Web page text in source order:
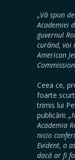
„Vă spun
Academiei
guvernul
curând, voi
American
Ceea ce,
foarte
trimis lui
publicării:
Academia
nicio
Evident, o
dacă ar fi